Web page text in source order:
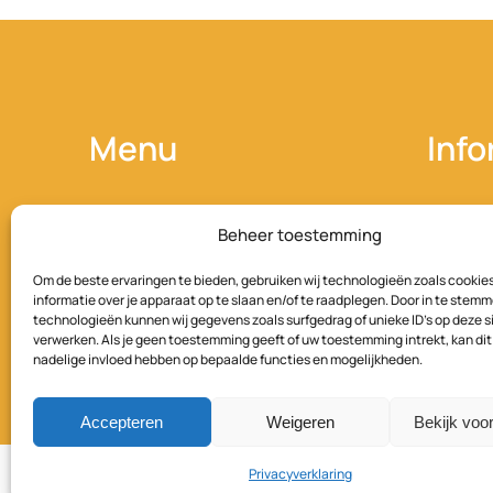
Beheer toestemming
Om de beste ervaringen te bieden, gebruiken wij technologieën zoals
informatie over je apparaat op te slaan en/of te raadplegen. Door in te
technologieën kunnen wij gegevens zoals surfgedrag of unieke ID's op deze
verwerken. Als je geen toestemming geeft of uw toestemming intrekt, kan
nadelige invloed hebben op bepaalde functies en mogelijkheden.
Accepteren Weigeren Bekijk
Privacyverklaring
Menu
Home
Markt
Over ons
Kennisbank
qwood@avabel.nl